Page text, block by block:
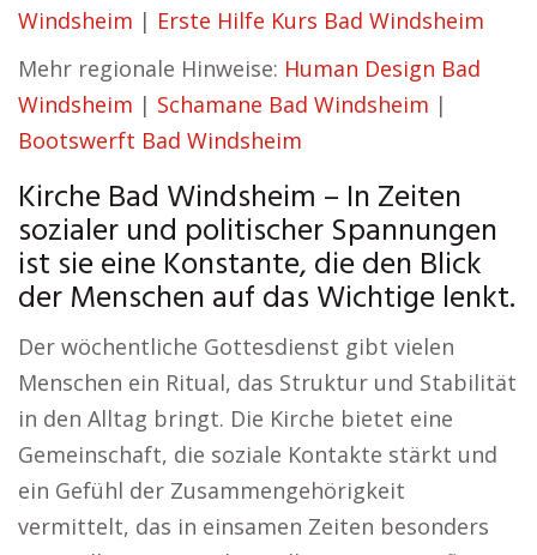
Windsheim | Erste Hilfe Kurs Bad Windsheim
Mehr regionale Hinweise: Human Design Bad
Windsheim | Schamane Bad Windsheim |
Bootswerft Bad Windsheim
Kirche Bad Windsheim – In Zeiten
sozialer und politischer Spannungen
ist sie eine Konstante, die den Blick
der Menschen auf das Wichtige lenkt.
Der wöchentliche Gottesdienst gibt vielen
Menschen ein Ritual, das Struktur und Stabilität
in den Alltag bringt. Die Kirche bietet eine
Gemeinschaft, die soziale Kontakte stärkt und
ein Gefühl der Zusammengehörigkeit
vermittelt, das in einsamen Zeiten besonders